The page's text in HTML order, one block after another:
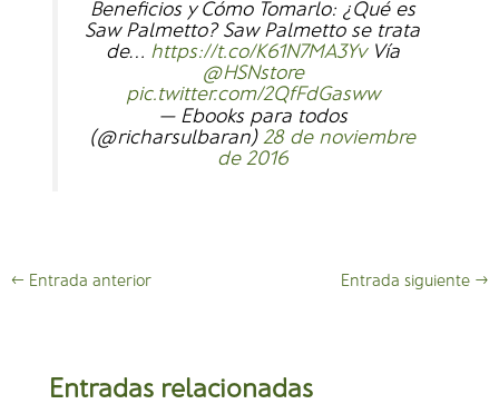
Beneficios y Cómo Tomarlo: ¿Qué es
Saw Palmetto? Saw Palmetto se trata
de… https://t.co/K61N7MA3YvVía
@HSNstore
pic.twitter.com/2QfFdGasww
— Ebooks para todos
(@richarsulbaran) 28 de noviembre
de 2016
← Entrada anterior Entrada siguiente →
Entradas relacionadas